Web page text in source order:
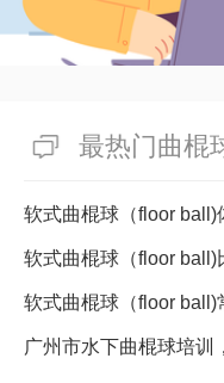
最热门曲棍
软式曲棍球（floor ball)
软式曲棍球（floor ball)
软式曲棍球（floor ball)
广州市水下曲棍球培训